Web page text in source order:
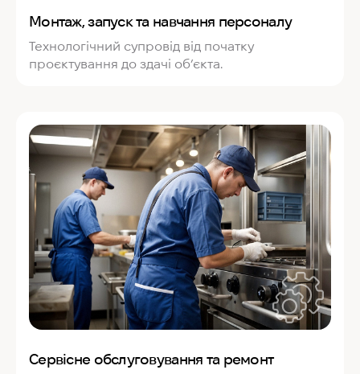
Монтаж, запуск та навчання персоналу
Технологічний супровід від початку
проєктування до здачі об’єкта.
Сервісне обслуговування та ремонт